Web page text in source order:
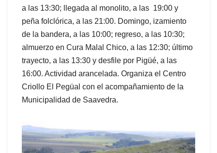
a las 13:30; llegada al monolito, a las 19:00 y
peña folclórica, a las 21:00. Domingo, izamiento
de la bandera, a las 10:00; regreso, a las 10:30;
almuerzo en Cura Malal Chico, a las 12:30; último
trayecto, a las 13:30 y desfile por Pigüé, a las
16:00. Actividad arancelada. Organiza el Centro
Criollo El Pegüal con el acompañamiento de la
Municipalidad de Saavedra.